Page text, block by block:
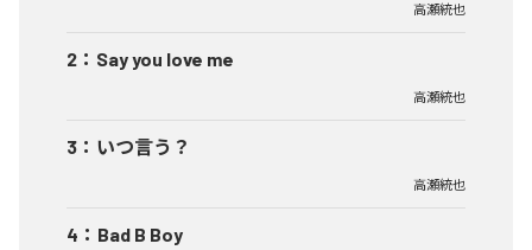
高瀬統也
2 ： Say you love me
高瀬統也
3 ： いつ言う？
高瀬統也
4 ： Bad B Boy